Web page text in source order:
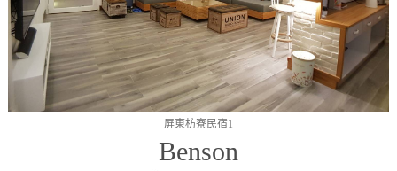
屏東枋寮民宿1
Benson